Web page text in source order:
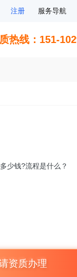
注册 服务导航
热线：151-
少钱?流程是什么？
资质办理